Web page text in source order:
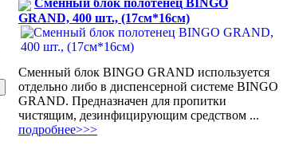
Сменный блок полотенец BINGO
GRAND, 400 шт., (17см*16см)
Сменный блок BINGO GRAND используется
отдельно либо в диспенсерной системе BINGO
GRAND. Предназначен для пропитки
чистящим, дезинфицирующим средством ...
подробнее>>>